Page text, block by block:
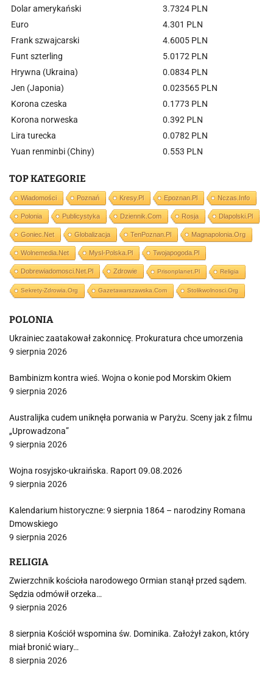
Dolar amerykański
3.7324 PLN
Euro
4.301 PLN
Frank szwajcarski
4.6005 PLN
Funt szterling
5.0172 PLN
Hrywna (Ukraina)
0.0834 PLN
Jen (Japonia)
0.023565 PLN
Korona czeska
0.1773 PLN
Korona norweska
0.392 PLN
Lira turecka
0.0782 PLN
Yuan renminbi (Chiny)
0.553 PLN
TOP KATEGORIE
Wiadomości Poznań Kresy.pl Epoznan.pl Nczas.info
Polonia Publicystyka Dziennik.com Rosja Dlapolski.pl
Goniec.net Globalizacja TenPoznan.pl Magnapolonia.org
Wolnemedia.net Mysl-Polska.pl Twojapogoda.pl
Dobrewiadomosci.net.pl Zdrowie Prisonplanet.pl Religia
Sekrety-Zdrowia.org Gazetawarszawska.com Stolikwolnosci.org
POLONIA
Ukrainiec zaatakował zakonnicę. Prokuratura chce umorzenia
9 sierpnia 2026
Bambinizm kontra wieś. Wojna o konie pod Morskim Okiem
9 sierpnia 2026
Australijka cudem uniknęła porwania w Paryżu. Sceny jak z filmu
„Uprowadzona”
9 sierpnia 2026
Wojna rosyjsko-ukraińska. Raport 09.08.2026
9 sierpnia 2026
Kalendarium historyczne: 9 sierpnia 1864 – narodziny Romana
Dmowskiego
9 sierpnia 2026
RELIGIA
Zwierzchnik kościoła narodowego Ormian stanął przed sądem.
Sędzia odmówił orzeka…
9 sierpnia 2026
8 sierpnia Kościół wspomina św. Dominika. Założył zakon, który
miał bronić wiary…
8 sierpnia 2026